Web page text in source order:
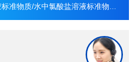
质/水中氯酸盐溶液标准物质1000μg/mL100mL